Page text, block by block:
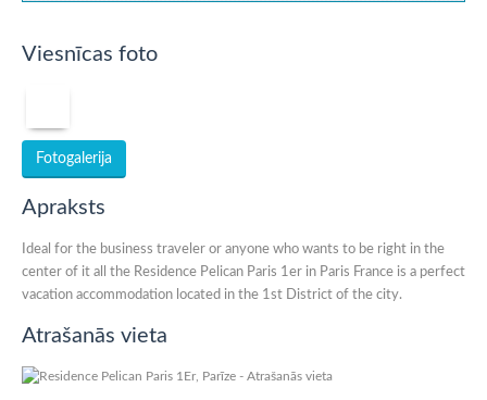
Viesnīcas foto
Fotogalerija
Apraksts
Ideal for the business traveler or anyone who wants to be right in the
center of it all the Residence Pelican Paris 1er in Paris France is a perfect
vacation accommodation located in the 1st District of the city.
Atrašanās vieta